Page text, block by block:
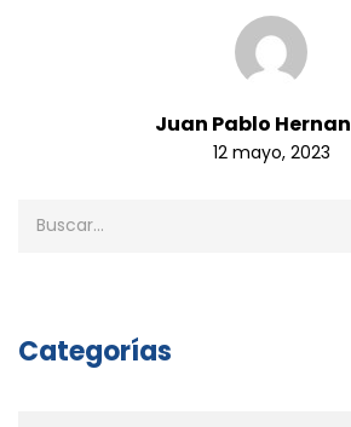
Juan Pablo
12 mayo, 2023
Categorías